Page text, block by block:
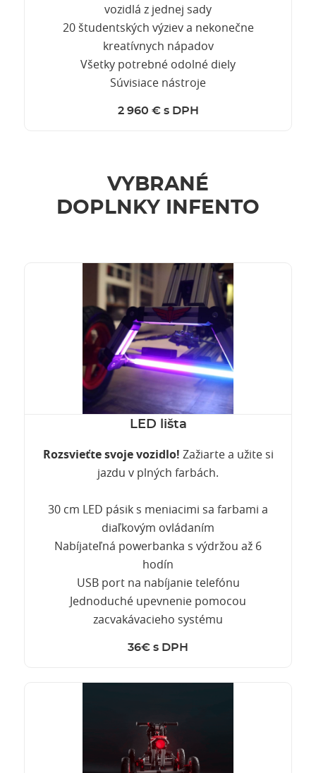
vozidlá z jednej sady
20 študentských výziev a nekonečne
kreatívnych nápadov
Všetky potrebné odolné diely
Súvisiace nástroje
2 960 € s DPH
VYBRANÉ
DOPLNKY INFENTO
LED lišta
Rozsvieťte svoje vozidlo! Zažiarte a užite si
jazdu v plných farbách.
30 cm LED pásik s meniacimi sa farbami a
diaľkovým ovládaním
Nabíjateľná powerbanka s výdržou až 6
hodín
USB port na nabíjanie telefónu
Jednoduché upevnenie pomocou
zacvakávacieho systému
36€ s DPH